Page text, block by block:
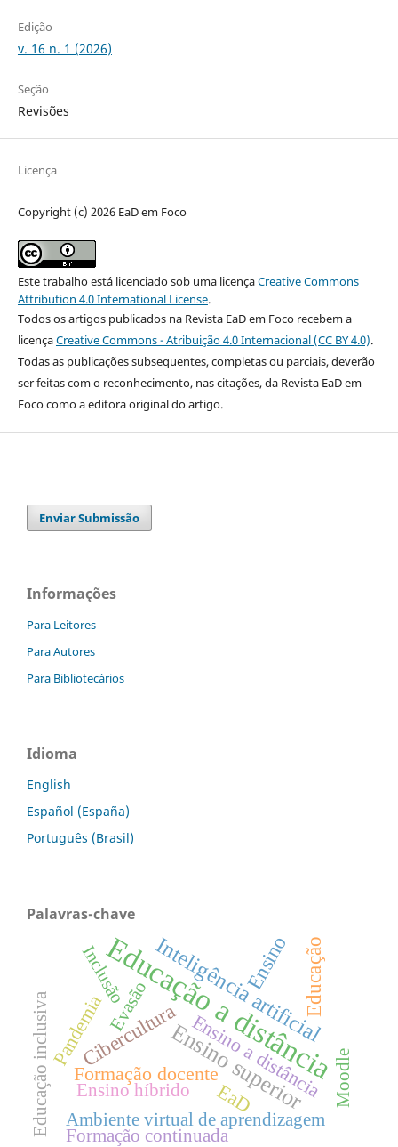
Edição
v. 16 n. 1 (2026)
Seção
Revisões
Licença
Copyright (c) 2026 EaD em Foco
Este trabalho está licenciado sob uma licençaCreative Commons
Attribution 4.0 International License.
Todos os artigos publicados na Revista EaD em Foco recebem a
licençaCreative Commons - Atribuição 4.0 Internacional (CC BY 4.0).
Todas as publicações subsequentes, completas ou parciais, deverão
ser feitas com o reconhecimento, nas citações, da Revista EaD em
Foco como a editora original do artigo.
Enviar Submissão
Informações
Para Leitores
Para Autores
Para Bibliotecários
Idioma
English
Español (España)
Português (Brasil)
Palavras-chave
Educação a distância
Ensino superior
Inteligência artificial
Educação
Ensino
Cibercultura
Formação docente
EaD
Ensino a distância
Pandemia
Inclusão
Educação inclusiva
Ensino híbrido
Ambiente virtual de aprendizagem
Formação continuada
Evasão
Moodle